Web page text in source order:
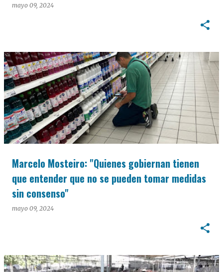
mayo 09, 2024
Marcelo Mosteiro: "Quienes gobiernan tienen
que entender que no se pueden tomar medidas
sin consenso"
mayo 09, 2024